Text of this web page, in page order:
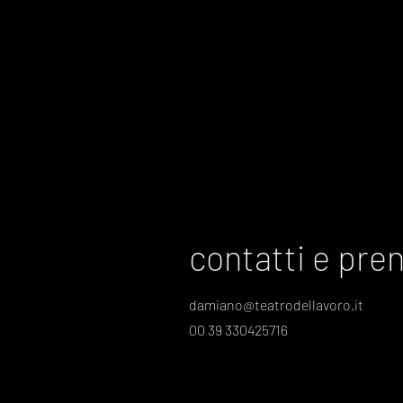
contatti e
damiano@teatrodellavoro.it
00 39 330425716